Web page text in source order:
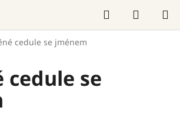
Hledat
KOŠÍK
cedule se jménem
cedule se